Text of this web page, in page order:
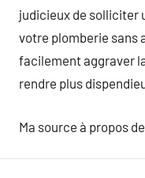
judicieux de solliciter
votre plomberie sans
facilement aggraver
rendre plus
Ma source à propos de